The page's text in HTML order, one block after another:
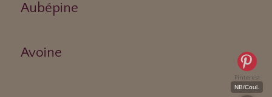
Aubépine
Avoine
Pinterest
NB/Coul.